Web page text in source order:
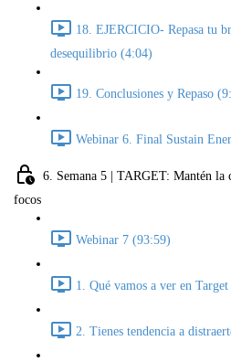
18. EJERCICIO- Repasa tu
desequilibrio (4:04)
19. Conclusiones y Repaso
Webinar 6. Final Sustain
6. Semana 5 | TARGET: Mantén la
focos
Webinar 7 (93:59)
1. Qué vamos a ver en
2. Tienes tendencia a